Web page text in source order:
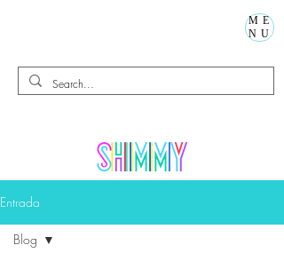
ME
NU
Entrada
Blog